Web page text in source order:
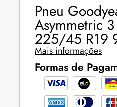
Pneu
Asymmetric
225/45 R19
Mais informações
Formas de